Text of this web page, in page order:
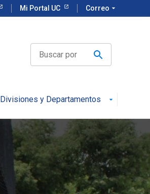
Mi Portal UC Correo arrow_drop_down
Divisiones y Departamentos